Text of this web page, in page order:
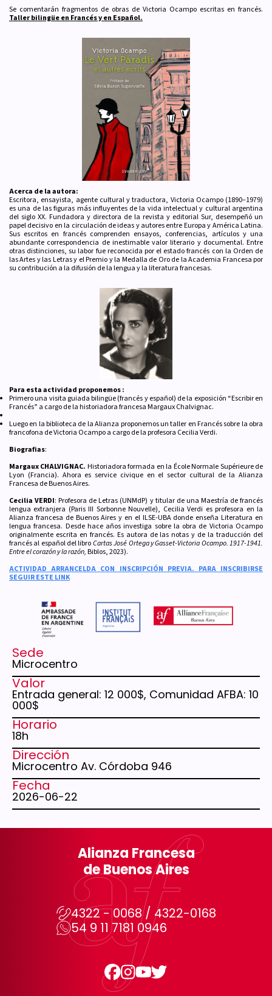
Se comentarán fragmentos de obras de Victoria Ocampo escritas en francés.
Taller bilingüe en Francés y en Español.
Acerca de la autora:
Escritora, ensayista, agente cultural y traductora, Victoria Ocampo (1890–1979)
es una de las figuras más influyentes de la vida intelectual y cultural argentina
del siglo XX. Fundadora y directora de la revista y editorial Sur, desempeñó un
papel decisivo en la circulación de ideas y autores entre Europa y América Latina.
Sus escritos en francés comprenden ensayos, conferencias, artículos y una
abundante correspondencia de inestimable valor literario y documental. Entre
otras distinciones, su labor fue reconocida por el estado francés con la Orden de
las Artes y las Letras y el Premio y la Medalla de Oro de la Academia Francesa por
su contribución a la difusión de la lengua y la literatura francesas.
Para esta actividad proponemos :
Primero una visita guiada bilingüe (francés y español) de la exposición “Escribir en
Francés” a cargo de la historiadora francesa Margaux Chalvignac.
Luego en la biblioteca de la Alianza proponemos un taller en Francés sobre la obra
francofona de Victoria Ocampo a cargo de la profesora Cecilia Verdi.
Biografias:
Margaux CHALVIGNAC. Historiadora formada en la École Normale Supérieure de
Lyon (Francia). Ahora es service civique en el sector cultural de la Alianza
Francesa de Buenos Aires.
Cecilia VERDI: Profesora de Letras (UNMdP) y titular de una Maestría de francés
lengua extranjera (Paris III Sorbonne Nouvelle), Cecilia Verdi es profesora en la
Alianza francesa de Buenos Aires y en el ILSE-UBA donde enseña Literatura en
lengua francesa. Desde hace años investiga sobre la obra de Victoria Ocampo
originalmente escrita en francés. Es autora de las notas y de la traducción del
francés al español del libroCartas José Ortega y Gasset-Victoria Ocampo. 1917-1941.
Entre el corazón y la razón,Biblos, 2023).
ACTIVIDAD ARRANCELDA CON INSCRIPCIÓN PREVIA. PARA INSCRIBIRSE
SEGUIR ESTE LINK
Sede
Microcentro
Valor
Entrada general: 12 000$, Comunidad AFBA: 10
000$
Horario
18h
Dirección
Microcentro Av. Córdoba 946
Fecha
2026-06-22
Alianza Francesa
de Buenos Aires
4322 - 0068 / 4322-0168
54 9 11 7181 0946